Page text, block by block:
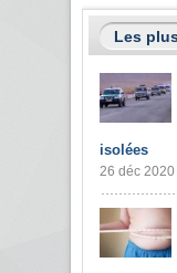
Les
isolées
26 déc 2020